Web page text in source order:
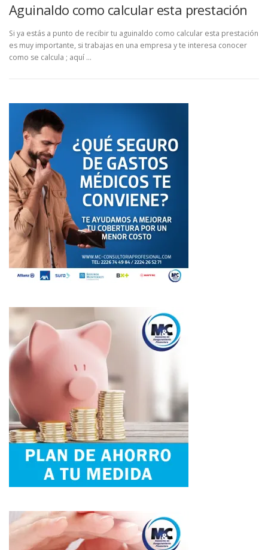
Aguinaldo como calcular esta prestación
Si ya estás a punto de recibir tu aguinaldo como calcular esta prestación
es muy importante, si trabajas en una empresa y te interesa conocer
como se calcula ; aquí …